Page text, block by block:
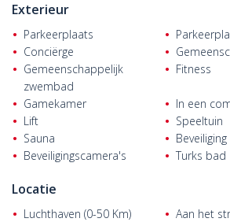
Hetappartement dat te koop staat in
de luchthaven Gazipaşa-Alanya, 16 km van
Alanya en 13,3 km van het winkelcentrum
op slechts een paar minuten lopen van
zoals markten, apotheken en scholen.
Exterieur
Parkeerplaats
Conciërge
Gemeenschappelijk
zwembad
Fitness
Gamekamer
In een
Lift
Speeltuin
Sauna
Beveiligingscamera's
Turks bad
Locatie
Luchthaven (0-50 Km)
Aan het